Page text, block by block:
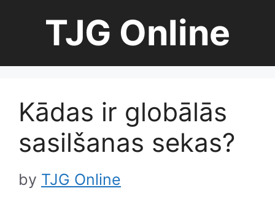
TJG Online
Kādas ir globālās
sasilšanas sekas?
by TJG Online